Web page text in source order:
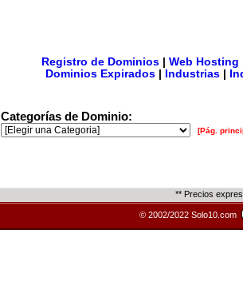
Registro de Dominios| Web Hosting
Dominios Expirados
Industrias
Categorías de Dominio:
[Pág.
** Precios
© 2002/2022 Solo10.com